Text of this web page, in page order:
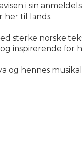
i sin
her til lands.
sterke norske
inspirerende for
og hennes